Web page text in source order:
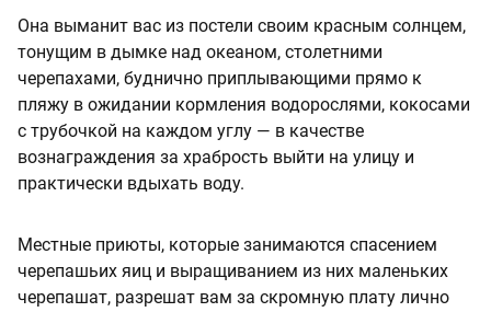
Она выманит вас из постели своим красным солнцем,
тонущим в дымке над океаном, столетними
черепахами, буднично приплывающими прямо к
пляжу в ожидании кормления водорослями, кокосами
с трубочкой на каждом углу — в качестве
вознаграждения за храбрость выйти на улицу и
практически вдыхать воду.
Местные приюты, которые занимаются спасением
черепашьих яиц и выращиванием из них маленьких
черепашат, разрешат вам за скромную плату лично